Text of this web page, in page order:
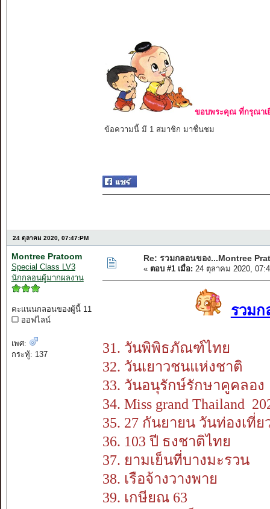
ขอบพระคุณ ที่กรุณาเ
ข้อความนี้ มี 1 สมาชิก มาชื่นชม
24 ตุลาคม 2020, 07:47:PM
Montree Pratoom
Special Class LV3
นักกลอนผู้มากผลงาน
คะแนนกลอนของผู้นี้ 11
ออฟไลน์
เพศ:
กระทู้: 137
Re: รวมกลอนของ...Montree
« ตอบ #1 เมื่อ: 24 ตุลาคม 2020,
รวมก
31. วันพิพิธภัณฑ์ไทย
32. วันเยาวชนแห่งชาติ
33. วันอนุรักษ์รักษาคูคลอง
34. Miss grand Thailand
35. 27 กันยายน วันท่องเที่ย
36. 103 ปี ธงชาติไทย
37. ยามเย็นที่บางมะรวน
38. เรือจ้างวางพาย
39. เกษียณ 63